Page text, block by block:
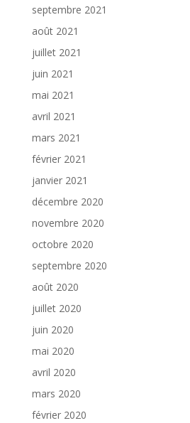
septembre 2021
août 2021
juillet 2021
juin 2021
mai 2021
avril 2021
mars 2021
février 2021
janvier 2021
décembre 2020
novembre 2020
octobre 2020
septembre 2020
août 2020
juillet 2020
juin 2020
mai 2020
avril 2020
mars 2020
février 2020